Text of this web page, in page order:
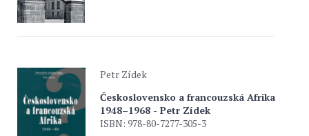
Petr Zídek
Československo a francouzská Afrika
1948–1968 - Petr Zídek
ISBN: 978-80-7277-305-3